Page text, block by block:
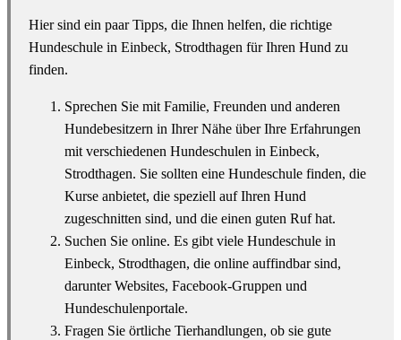
Hier sind ein paar Tipps, die Ihnen helfen, die richtige
Hundeschule in Einbeck, Strodthagen für Ihren Hund zu
finden.
Sprechen Sie mit Familie, Freunden und anderen
Hundebesitzern in Ihrer Nähe über Ihre Erfahrungen
mit verschiedenen Hundeschulen in Einbeck,
Strodthagen. Sie sollten eine Hundeschule finden, die
Kurse anbietet, die speziell auf Ihren Hund
zugeschnitten sind, und die einen guten Ruf hat.
Suchen Sie online. Es gibt viele Hundeschule in
Einbeck, Strodthagen, die online auffindbar sind,
darunter Websites, Facebook-Gruppen und
Hundeschulenportale.
Fragen Sie örtliche Tierhandlungen, ob sie gute